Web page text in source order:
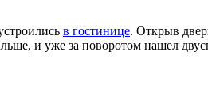
в гостинице. Открыв
и уже за поворотом нашел